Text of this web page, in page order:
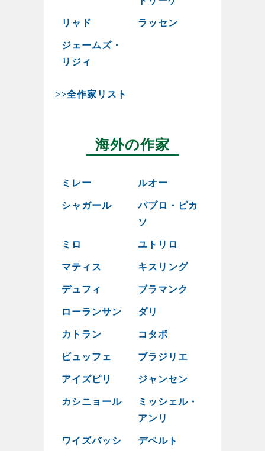
リャド ラッセン
ジェームズ・
リジィ
>>全作家リスト
海外の作家
ミレー ルオー
シャガール
パブロ・ピカ
ソ
ミロ ユトリロ
マティス キスリング
デュフィ ブラマンク
ローランサン ダリ
カトラン コタボ
ビュッフェ ブラジリエ
アイズピリ ジャンセン
カシニョール
ミッシェル・
アンリ
ワイズバッシ
デペルト